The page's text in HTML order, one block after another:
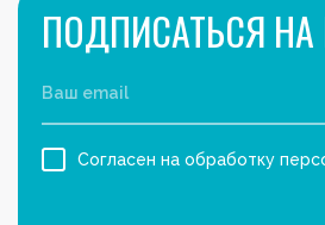
ПОДПИСАТЬСЯ
Согласен на обработку